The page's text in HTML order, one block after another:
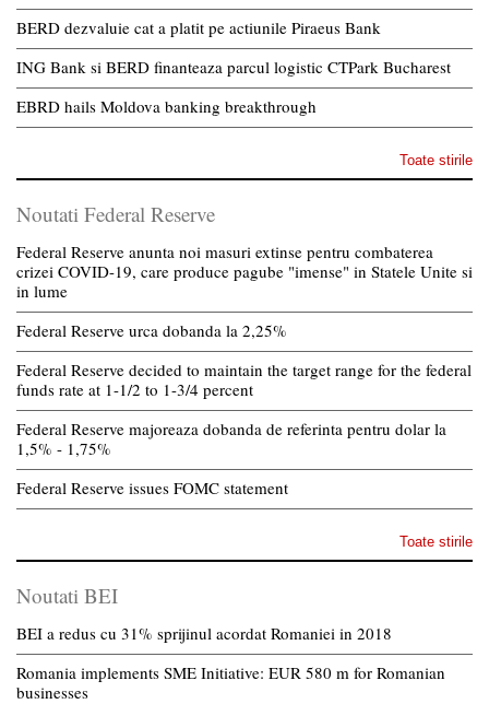
BERD dezvaluie cat a platit pe actiunile Piraeus Bank
ING Bank si BERD finanteaza parcul logistic CTPark Bucharest
EBRD hails Moldova banking breakthrough
Toate stirile
Noutati Federal Reserve
Federal Reserve anunta noi masuri extinse pentru combaterea
crizei COVID-19, care produce pagube "imense" in Statele Unite si
in lume
Federal Reserve urca dobanda la 2,25%
Federal Reserve decided to maintain the target range for the federal
funds rate at 1-1/2 to 1-3/4 percent
Federal Reserve majoreaza dobanda de referinta pentru dolar la
1,5% - 1,75%
Federal Reserve issues FOMC statement
Toate stirile
Noutati BEI
BEI a redus cu 31% sprijinul acordat Romaniei in 2018
Romania implements SME Initiative: EUR 580 m for Romanian
businesses